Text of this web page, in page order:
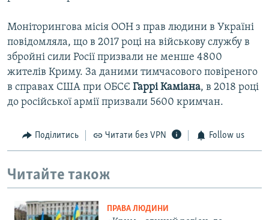
Моніторингова місія ООН з прав людини в Україні
повідомляла, що в 2017 році на військову службу в
збройні сили Росії призвали не менше 4800
жителів Криму. За даними тимчасового повіреного
в справах США при ОБСЄ Гаррі Каміана, в 2018 році
до російської армії призвали 5600 кримчан.
Поділитись Читати без VPN Follow us
Читайте також
ПРАВА ЛЮДИНИ